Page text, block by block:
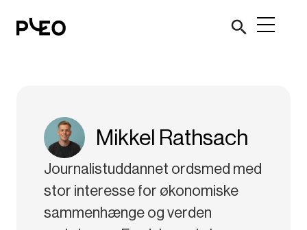
Mikkel Rathsach
Journalistuddannet ordsmed med
stor interesse for økonomiske
sammenhænge og verden